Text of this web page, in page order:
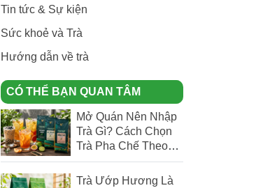
Tin tức & Sự kiện
Sức khoẻ và Trà
Hướng dẫn về trà
CÓ THỂ BẠN QUAN TÂM
Mở Quán Nên Nhập
Trà Gì? Cách Chọn
Trà Pha Chế Theo
Menu Quán
Trà Ướp Hương Là